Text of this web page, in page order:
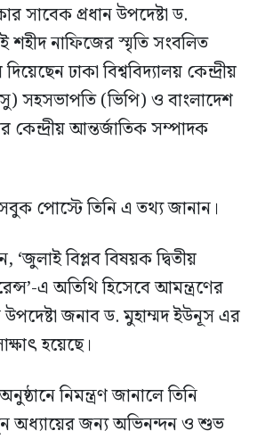
সাবেক প্রধান উপদেষ্টা ড.
শহীদ নাফিজের স্মৃতি সংবলিত
ঢাকা বিশ্ববিদ্যালয় কেন্দ্রীয়
সহসভাপতি (ভিপি) ও বাংলাদেশ
কেন্দ্রীয় আন্তর্জাতিক সম্পাদক
পোস্টে তিনি এ তথ্য জানান।
বিপ্লব বিষয়ক দ্বিতীয়
এ অতিথি হিসেবে আমন্ত্রণের
উপদেষ্টা জনাব ড. মুহাম্মদ ইউনূস এর
হয়েছে।
নিমন্ত্রণ জানালে তিনি
অধ্যায়ের জন্য অভিনন্দন ও শুভ